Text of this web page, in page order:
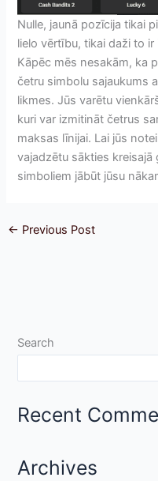
Nulle, jaunā pozīcija tikai
lielo vērtību, tikai daži to
Kāpēc mēs nesakām, ka
četru simbolu sajaukums
likmes. Jūs varētu
kuri var izmitināt četrus
maksas līnijai. Lai jūs
vajadzētu sākties kreisajā
simboliem jābūt jūsu
← Previous Post
Search
Recent
Archives